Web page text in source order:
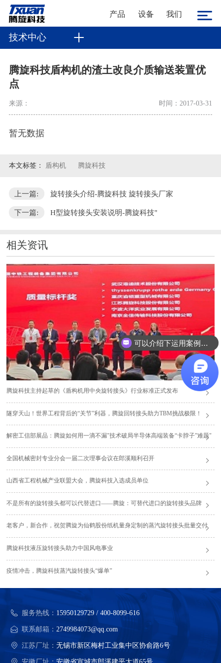
产品 设备 我们
技术中心
腾旋科技盾构机的渣土改良介质输送装置优
点
来源： 时间：2017-03-31
暂无数据
本文标签： 盾构机 腾旋科技
上一篇: 旋转接头介绍-腾旋科技 旋转接头厂家
下一篇: H型旋转接头安装说明-腾旋科技"
相关资讯
腾旋科技主持起草的《盾构机用中央旋转接头》行业标准正式发布
隧穿天山！世界工程背后的“关节”利器，腾旋回转接头助力TBM挑战极限！
解密工信部展品：腾旋如何用一滴不漏"技术破局半导体高端装备“卡脖子”难题"
全国机械密封专业分会一届二次理事会议在郎溪顺利召开
山西省工程机械产业联盟大会，腾旋科技入选成员单位
不是所有的旋转接头都可以代替进口——腾旋：可替代进口的旋转接头品牌
老客户，新合作，祝贺腾旋为仙鹤股份纸机量身定制的蒸汽旋转接头批量交付
腾旋科技液压旋转接头助力中国风电事业
疫情冲击，腾旋科技蒸汽旋转接头“爆单”
服务热线： 15950129729 / 400-8099-616
联系邮箱： 2749984073@qq.com
江苏厂址：无锡市新区梅村工业集中区协俞路6号